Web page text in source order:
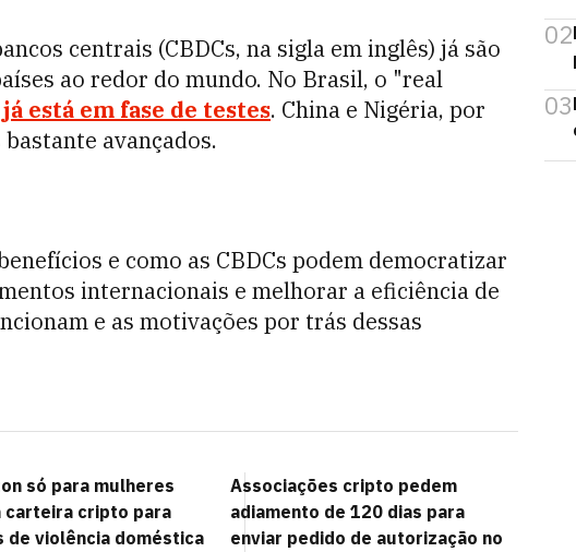
centrais (CBDCs, na sigla em inglês) já são
ao redor do mundo. No Brasil, o "real
está em fase de testes. China e Nigéria, por
avançados.
e como as CBDCs podem democratizar
internacionais e melhorar a eficiência de
e as motivações por trás dessas
só para mulheres
carteira cripto para
de violência doméstica
Associações cripto pedem
adiamento de 120 dias para
enviar pedido de autorização no
02
03